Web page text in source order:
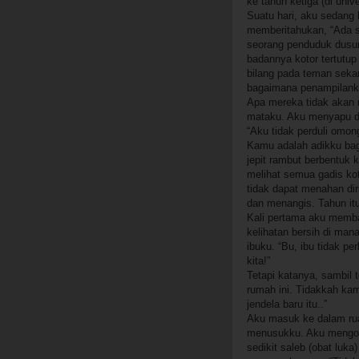
Suatu hari, aku sedang
memberitahukan, “Ada
seorang penduduk
badannya kotor
bilang pada teman
bagaimana
Apa mereka tidak akan
mataku. Aku menyapu
“Aku tidak perduli
Kamu adalah adikku
jepit rambut berbentuk
melihat semua gadis
tidak dapat menahan
dan menangis. Tahun
Kali pertama aku
kelihatan bersih di
ibuku. “Bu, ibu tidak
kita!”
Tetapi katanya, sambil
rumah ini. Tidakkah
jendela baru itu..”
Aku masuk ke dalam
menusukku. Aku
sedikit saleb (obat